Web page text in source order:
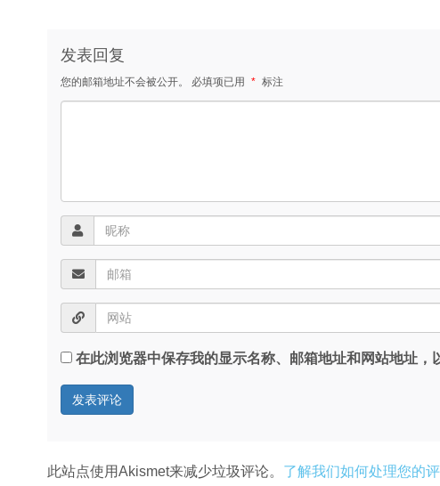
发表回复
您的邮箱地址不会被公开。 必填项已用 * 标注
在此浏览器中保存我的显示名称、邮箱地址和网站地址，
此站点使用Akismet来减少垃圾评论。 了解我们如何处理您的